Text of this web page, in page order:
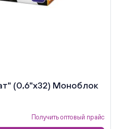
(0,6"х32) Моноблок
Получить оптовый прайс